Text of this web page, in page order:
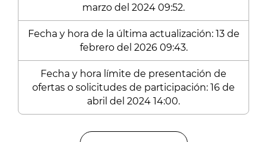
marzo del 2024 09:52.
Fecha y hora de la última actualización: 13 de
febrero del 2026 09:43.
Fecha y hora límite de presentación de
ofertas o solicitudes de participación: 16 de
abril del 2024 14:00.